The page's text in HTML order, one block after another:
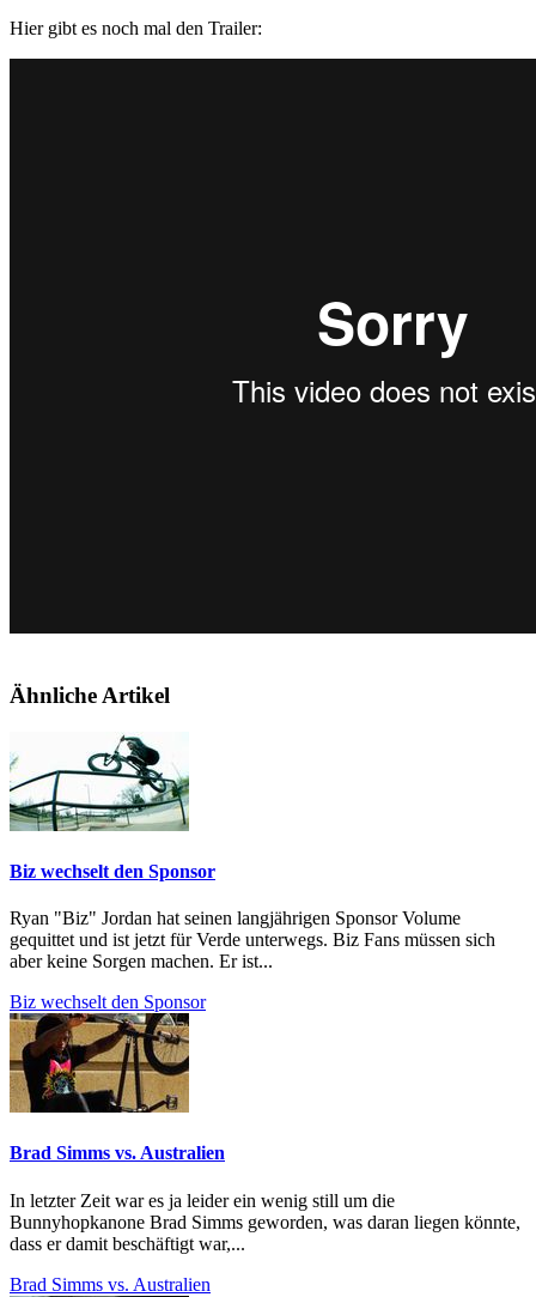
Hier gibt es noch mal den Trailer:
Ähnliche Artikel
Biz wechselt den Sponsor
Ryan "Biz" Jordan hat seinen langjährigen Sponsor Volume
gequittet und ist jetzt für Verde unterwegs. Biz Fans müssen sich
aber keine Sorgen machen. Er ist...
Biz wechselt den Sponsor
Brad Simms vs. Australien
In letzter Zeit war es ja leider ein wenig still um die
Bunnyhopkanone Brad Simms geworden, was daran liegen könnte,
dass er damit beschäftigt war,...
Brad Simms vs. Australien